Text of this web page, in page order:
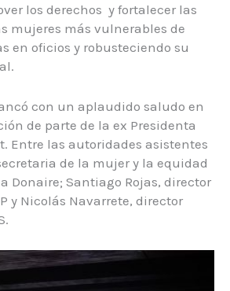
los derechos y fortalecer las
mujeres más vulnerables de
en oficios y robusteciendo su
con un aplaudido saludo en
de parte de la ex Presidenta
Entre las autoridades asistentes
de la mujer y la equidad
Donaire; Santiago Rojas, director
y Nicolás Navarrete, director